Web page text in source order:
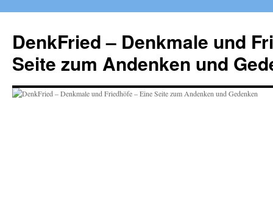
springen
DenkFried – Denkmale und
Seite zum Andenken und